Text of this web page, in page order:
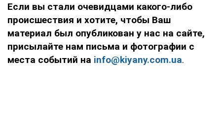
Если вы стали очевидцами какого-либо
происшествия и хотите, чтобы Ваш
материал был опубликован у нас на сайте,
присылайте нам письма и фотографии с
места событий на info@kiyany.com.ua.